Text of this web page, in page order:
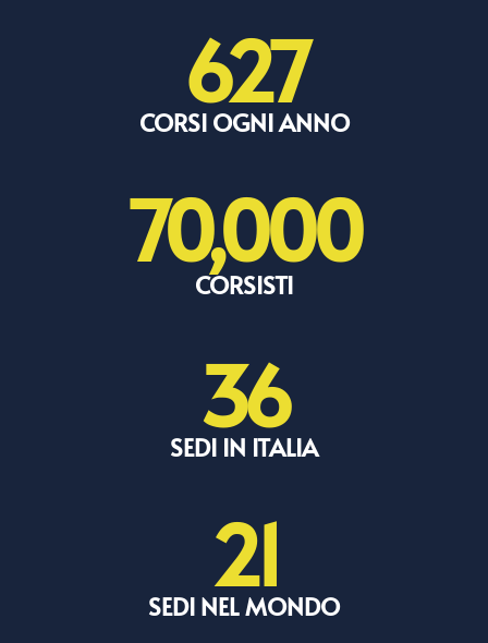
CORSI OGNI ANNO
627
CORSISTI
70,000
SEDI IN ITALIA
36
SEDI NEL MONDO
21